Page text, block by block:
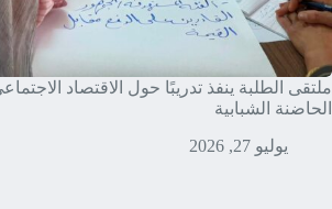
ملتقى الطلبة ينفذ تدريبًا حول الاقتصاد
الحاضنة الشبابية
يوليو 27, 2026